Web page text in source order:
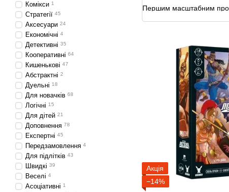
Першим масштабним
Згодом каталог
В асортименті
Сімейні ігри– легкі,
Стратегічні ігри–
Кооперативні ігри–
Ігри для вечірок–
Де купити ігри від
Придбати настільні
Якщо ви шукаєте якісні
Акція
−14%
Комікси 1
Стратегії 45
Аксесуари 24
Економічні 4
Детективні 35
Кооперативні 64
Кишенькові 47
Абстрактні 2
Дуельні 18
Для новачків 68
Логічні 15
Для дітей 21
Доповнення 78
Експертні 45
Передзамовлення 4
Для підлітків 43
Швидкі 39
Веселі 4
Асоціативні 1